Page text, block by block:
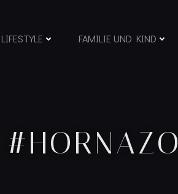
LIFESTYLE FAMILIE UND KIND